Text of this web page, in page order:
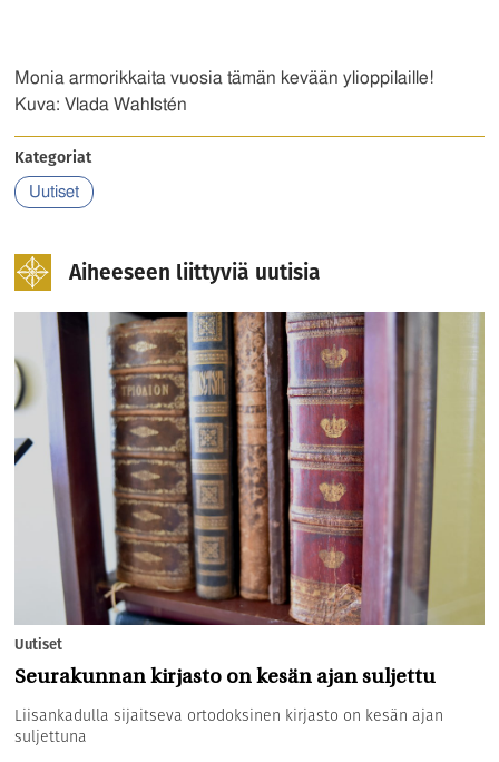
Monia armorikkaita vuosia tämän kevään ylioppilaille!
Kuva: Vlada Wahlstén
Kategoriat
Uutiset
Aiheeseen liittyviä uutisia
Uutiset
Seurakunnan kirjasto on kesän ajan suljettu
Liisankadulla sijaitseva ortodoksinen kirjasto on kesän ajan
suljettuna